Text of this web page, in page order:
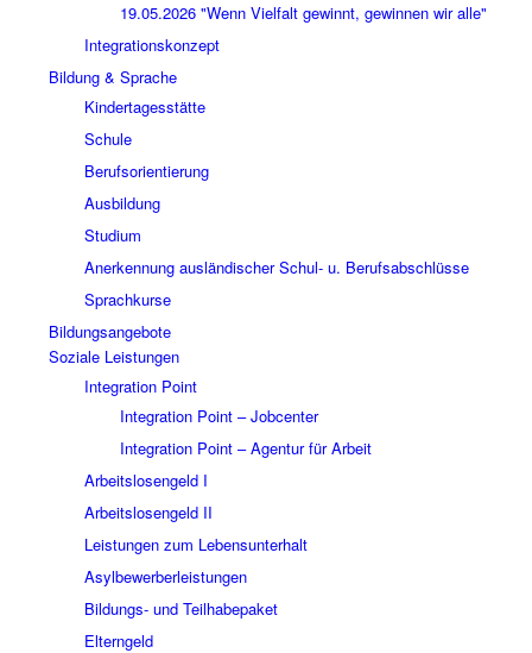
19.05.2026 "Wenn Vielfalt gewinnt, gewinnen wir alle"
Integrationskonzept
Bildung & Sprache
Kindertagesstätte
Schule
Berufsorientierung
Ausbildung
Studium
Anerkennung ausländischer Schul- u. Berufsabschlüsse
Sprachkurse
Bildungsangebote
Soziale Leistungen
Integration Point
Integration Point – Jobcenter
Integration Point – Agentur für Arbeit
Arbeitslosengeld I
Arbeitslosengeld II
Leistungen zum Lebensunterhalt
Asylbewerberleistungen
Bildungs- und Teilhabepaket
Elterngeld